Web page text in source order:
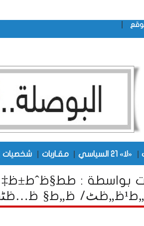
«لا» 21 السياسي مقـاربات شخصيات